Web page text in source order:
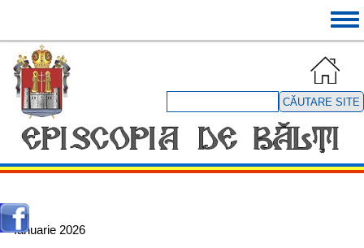
principal
Ianuarie 2026